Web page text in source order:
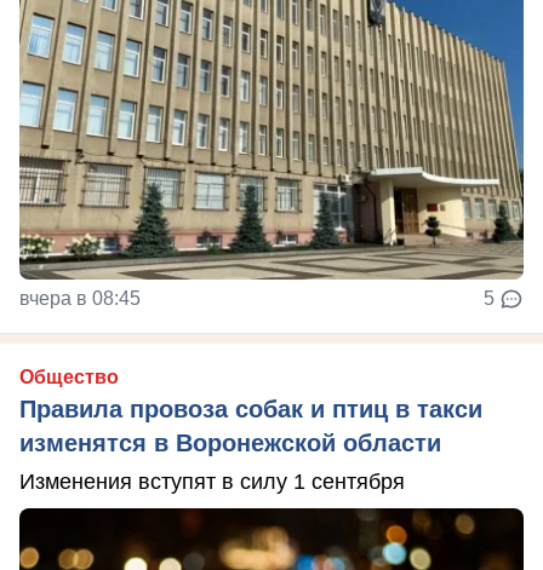
вчера в 08:45 5
Общество
Правила провоза собак и птиц в такси
изменятся в Воронежской области
Изменения вступят в силу 1 сентября